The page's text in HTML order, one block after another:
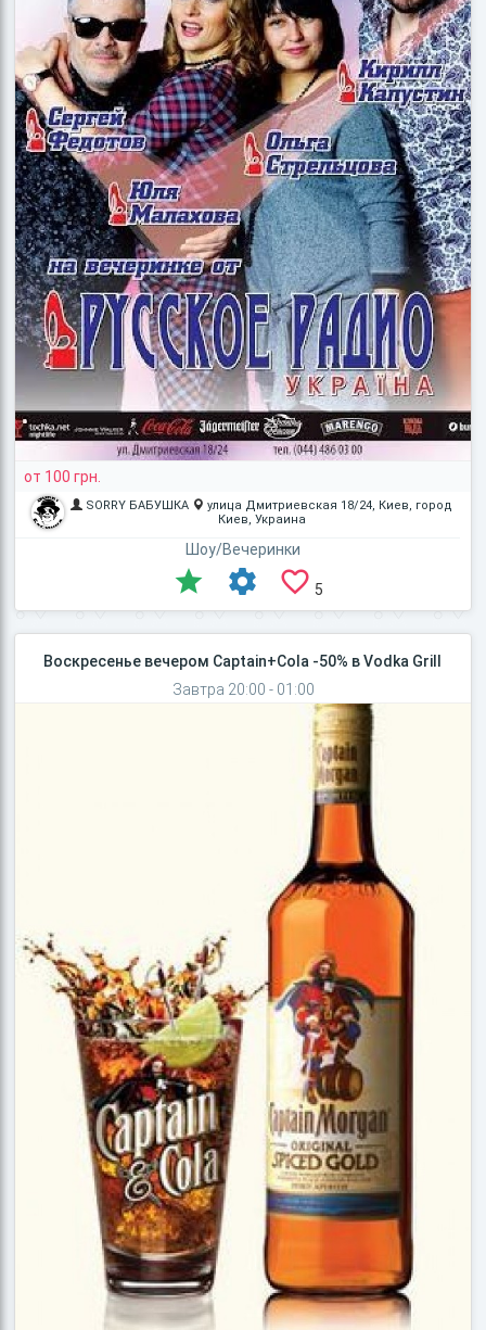
от 100 грн.
SORRY БАБУШКА
улица Дмитриевская 18/24, Киев, город
Киев, Украина
Шоу/Вечеринки
5
Воскресенье вечером Captain+Cola -50% в Vodka Grill
Завтра 20:00 - 01:00